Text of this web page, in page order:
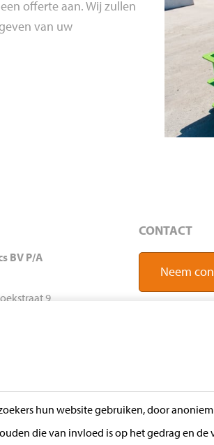
hun website gebruiken, door
die van invloed is op het gedrag en
offerte aan. Wij zullen
van uw
BV P/A
9
CONTACT
Neem